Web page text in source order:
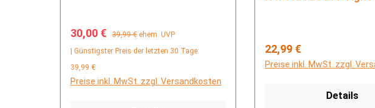
Verkaufspreis:
30,00 € Regulärer Preis:
39,99 € ehem. UVP
| Günstigster Preis der letzten 30 Tage:
39,99 €
Preise inkl. MwSt. zzgl. Versandkosten
Regulärer Preis:
22,99 €
Preise inkl. MwSt. zzgl.
Details